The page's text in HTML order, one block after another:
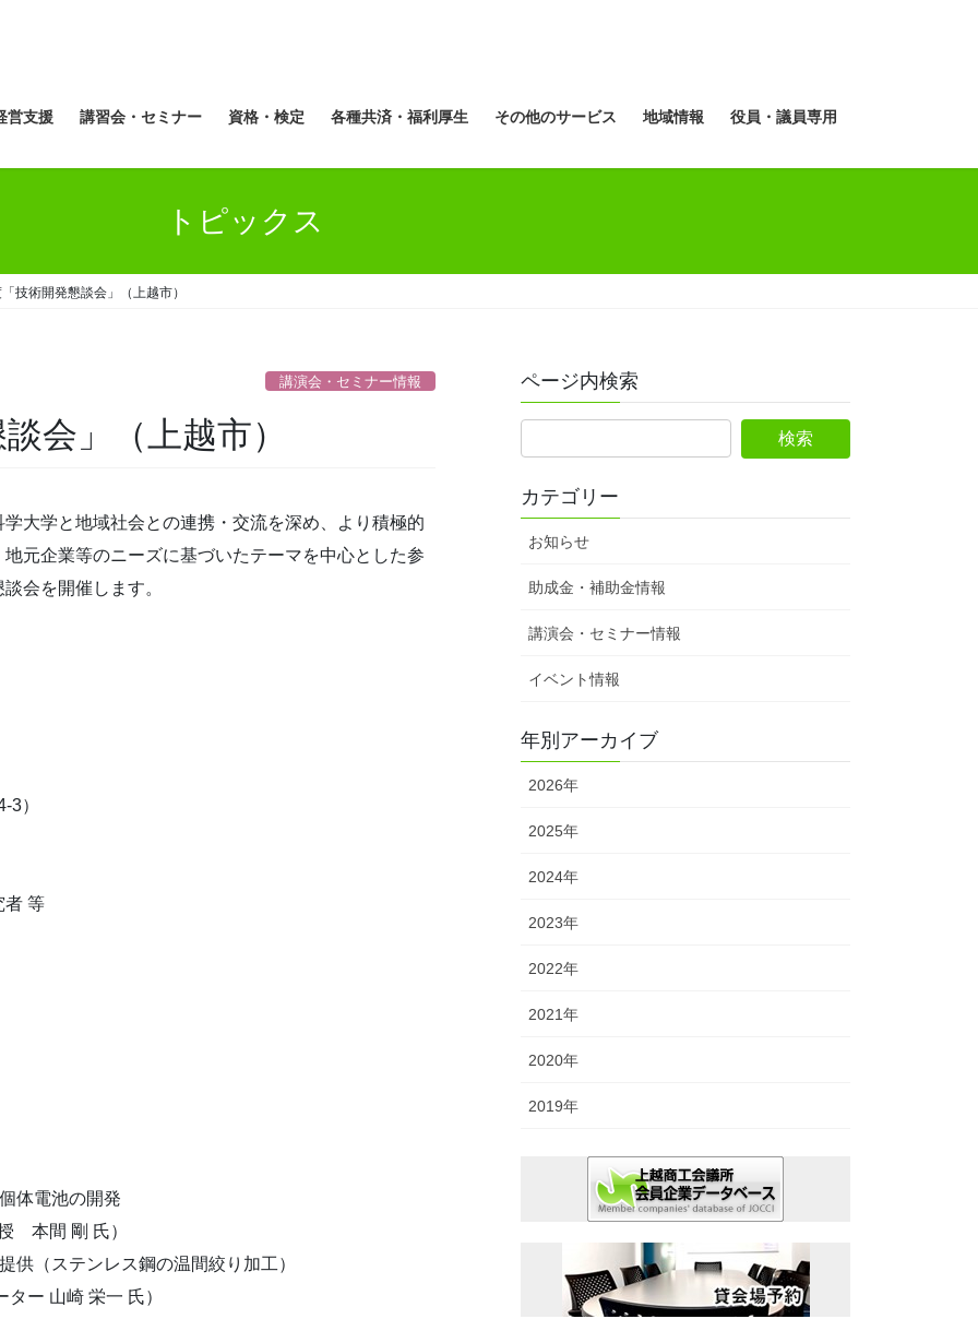
営支援 講習会・セミナー 資格・検定 各種共済・福利厚生 その他のサービス 地域情報 役員・議員専用
トピックス
技術開発懇談会」（上越市）
講演会・セミナー情報
会」（上越市）
大学と地域社会との連携・交流を深め、より積極的
元企業等のニーズに基づいたテーマを中心とした参
会を開催します。
3）
者 等
体電池の開発
本間 剛 氏）
供（ステンレス鋼の温間絞り加工）
ー 山崎 栄一 氏）
ページ内検索
カテゴリー
お知らせ
助成金・補助金情報
講演会・セミナー情報
イベント情報
年別アーカイブ
2026年
2025年
2024年
2023年
2022年
2021年
2020年
2019年